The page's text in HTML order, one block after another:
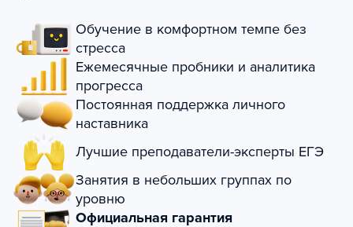
Обучение в комфортном темпе без
стресса
Ежемесячные пробники и аналитика
прогресса
Постоянная поддержка личного
наставника
Лучшие преподаватели-эксперты ЕГЭ
Занятия в небольших группах по
уровню
Официальная гарантия